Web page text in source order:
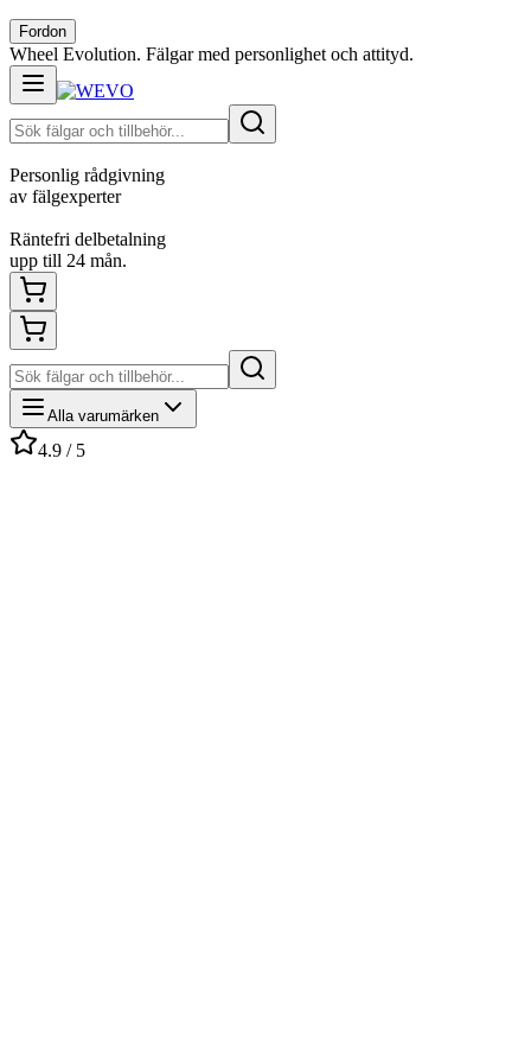
Fordon
Wheel Evolution. Fälgar med personlighet och attityd.
Personlig rådgivning
av fälgexperter
Räntefri delbetalning
upp till 24 mån.
Alla varumärken
4.9 / 5